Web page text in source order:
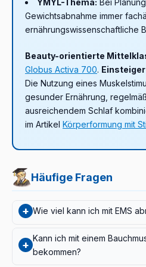
Gewichtsabnahme immer
ernährungswissenschaftliche
Beauty-orientierte
Globus Activa 700.
Die Nutzung eines
gesunder Ernährung,
ausreichendem Schlaf
im Artikel Körperformung mit
Häufige Fragen
+ Wie viel kann ich mit EMS
Gewichtsverlust messbar
33716787). Klinische Studien
+
Kann ich mit einem
bekommen?